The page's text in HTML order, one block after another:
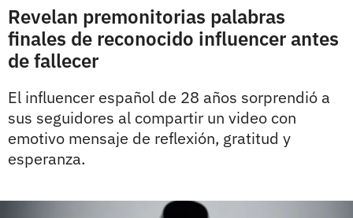
Revelan premonitorias palabras
finales de reconocido influencer antes
de fallecer
El influencer español de 28 años sorprendió a
sus seguidores al compartir un video con
emotivo mensaje de reflexión, gratitud y
esperanza.